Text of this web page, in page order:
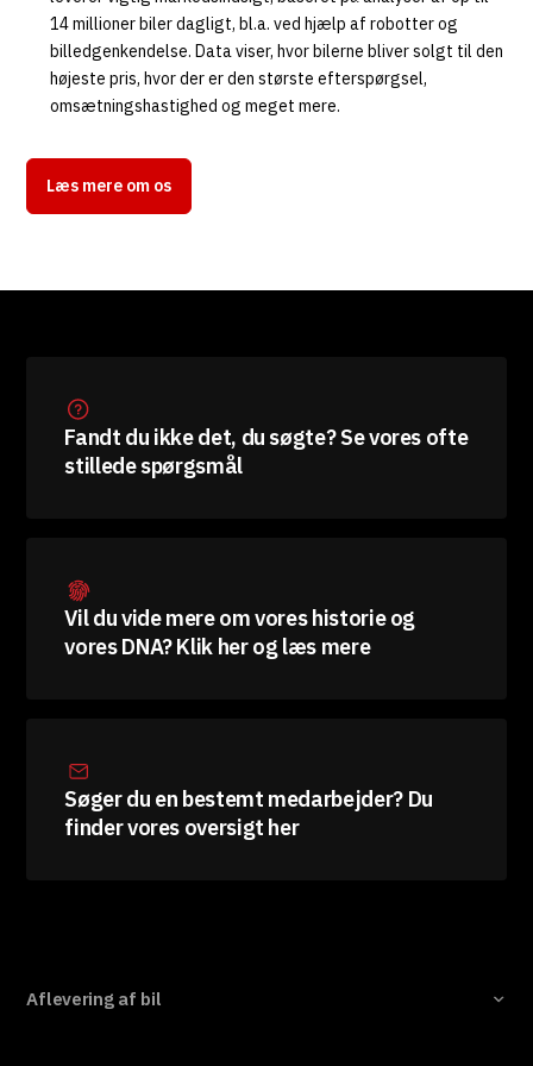
14 millioner biler dagligt, bl.a. ved hjælp af robotter og
billedgenkendelse. Data viser, hvor bilerne bliver solgt til den
højeste pris, hvor der er den største efterspørgsel,
omsætningshastighed og meget mere.
Læs mere om os
Fandt du ikke det, du søgte? Se vores ofte
stillede spørgsmål
Vil du vide mere om vores historie og
vores DNA? Klik her og læs mere
Søger du en bestemt medarbejder? Du
finder vores oversigt her
Aflevering af bil